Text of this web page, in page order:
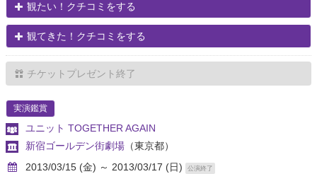
観たい！クチコミをする
観てきた！クチコミをする
チケットプレゼント終了
実演鑑賞
ユニット TOGETHER AGAIN
新宿ゴールデン街劇場 （東京都）
2013/03/15 (金) ～ 2013/03/17 (日)
公演終了